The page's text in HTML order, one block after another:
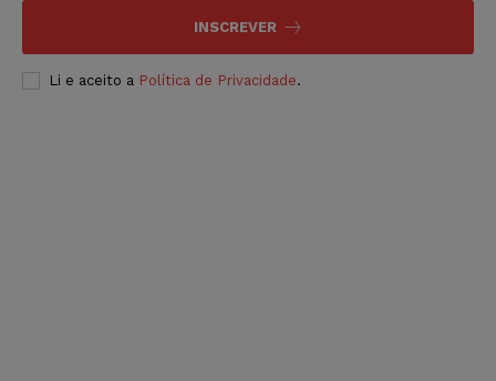
INSCREVER
Li e aceito a Política de Privacidade.